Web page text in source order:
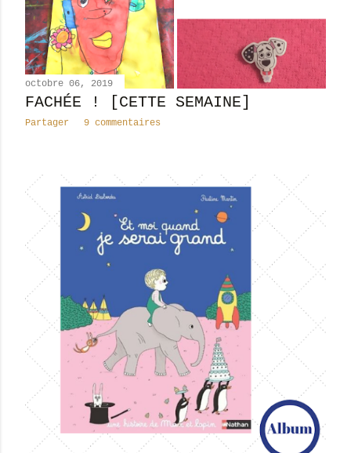
octobre 06, 2019
FACHÉE ! [CETTE SEMAINE]
Partager 9 commentaires